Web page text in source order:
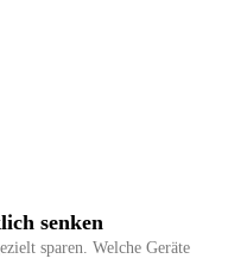
senken
sparen. Welche Geräte